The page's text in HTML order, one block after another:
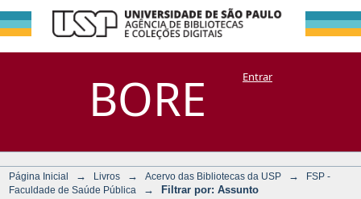
BORE
Filtrar por:
Assunto
DSpace/Manakin + CoriscoEntrar
Página Inicial → Livros → Acervo das Bibliotecas da USP →
FSP -
Faculdade de Saúde Pública
→ Filtrar por: Assunto